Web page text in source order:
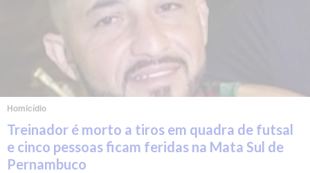
Homicídio
Treinador é morto a tiros em quadra de futsal
e cinco pessoas ficam feridas na Mata Sul de
Pernambuco